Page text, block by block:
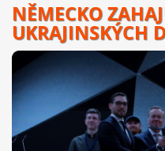
NĚMECKO
UKRAJINSKÝCH